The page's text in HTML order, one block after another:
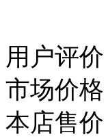
用户评价
市场价格
本店售价